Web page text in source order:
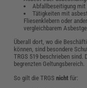
Abfallbeseitigung mit
Tätigkeiten mit
Fliesenklebern oder
vergleichbarem
Überall dort, wo die
können, sind besondere
TRGS 519 beschrieben sind.
begrenzten Geltungsbereich.
So gilt die TRGSnicht für: